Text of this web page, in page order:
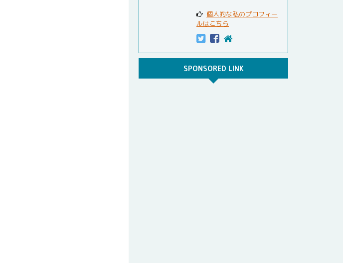
個人的な私のプロフィー
ルはこちら
SPONSORED LINK